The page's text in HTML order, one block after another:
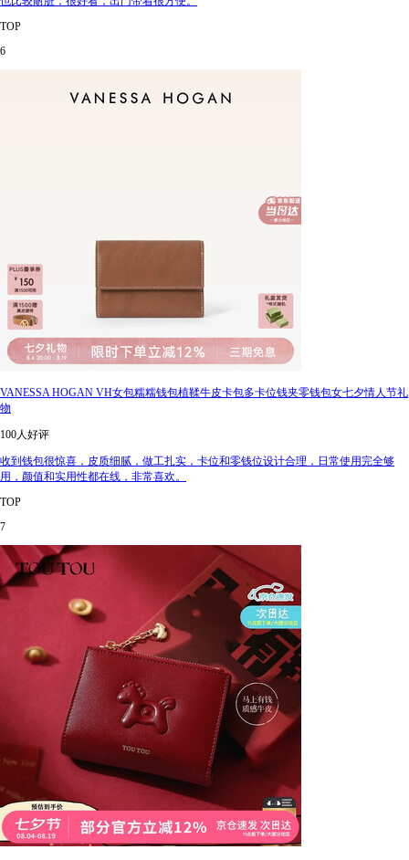
TOP
6
VANESSA HOGAN VH女包糯糯钱包植鞣牛皮卡包多卡位钱夹零钱包女七夕情人节礼
物
100人好评
收到钱包很惊喜，皮质细腻，做工扎实，卡位和零钱位设计合理，日常使用完全够
用，颜值和实用性都在线，非常喜欢。
TOP
7